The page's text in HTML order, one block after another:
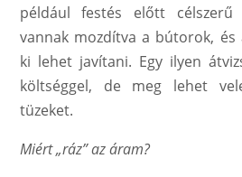
például festés előtt célszerű
vannak mozdítva a bútorok,
ki lehet javítani. Egy ilyen
költséggel, de meg lehet
tüzeket.
Miért „ráz” az áram?